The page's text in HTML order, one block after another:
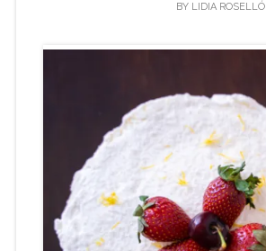
BY LIDIA ROSELLÓ